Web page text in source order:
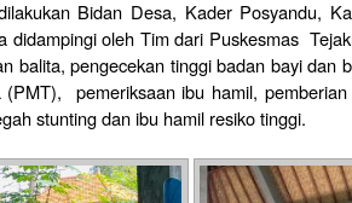
Bidan Desa, Kader Posyandu,
didampingi oleh Tim dari Puskesmas
balita, pengecekan tinggi badan bayi dan
(PMT), pemeriksaan ibu hamil,
stunting dan ibu hamil resiko tinggi.